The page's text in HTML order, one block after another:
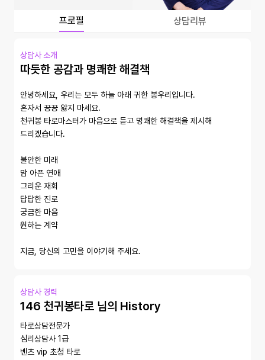
프로필 상담리뷰
상담사 소개
따듯한 공감과 명쾌한 해결책
안녕하세요, 우리는 모두 하늘 아래 귀한 봉우리입니다.
혼자서 끙끙 앓지 마세요.
천귀봉 타로마스터가 마음으로 듣고 명쾌한 해결책을 제시해
드리겠습니다.
불안한 미래
맘 아픈 연애
그리운 재회
답답한 진로
궁금한 마음
원하는 계약
지금, 당신의 고민을 이야기해 주세요.
상담사 경력
146 천귀봉타로 님의 History
타로상담전문가
심리상담사 1급
벤츠 vip 초청 타로